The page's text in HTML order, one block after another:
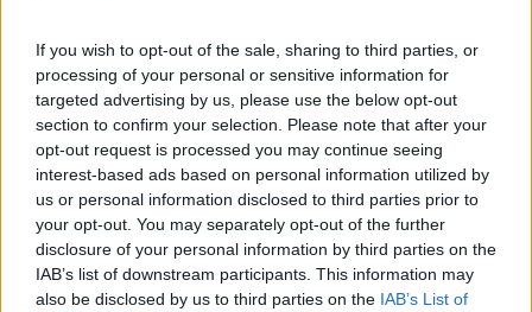
If you wish to opt-out of the sale, sharing to third parties, or
processing of your personal or sensitive information for
targeted advertising by us, please use the below opt-out
section to confirm your selection. Please note that after your
opt-out request is processed you may continue seeing
interest-based ads based on personal information utilized by
us or personal information disclosed to third parties prior to
your opt-out. You may separately opt-out of the further
disclosure of your personal information by third parties on the
IAB’s list of downstream participants. This information may
also be disclosed by us to third parties on the IAB’s List of